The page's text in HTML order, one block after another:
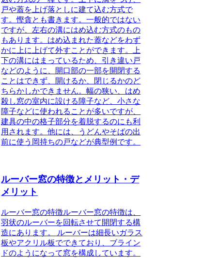
戸や蓋を上げ落としに建て込む方式で
す。慳貪とも書きます。一般的ではない
ですが、左右の溝にはめ込む方式のもの
もあります。 はめ込まれた蓋などをわず
かに上に上げて外すことができます。
上
下の溝にはまっているため、引き違い戸
などのように、開口部の一部を開閉する
ことはできず、開けるか、閉じるかのど
ちらかしかできません。幅の狭い、はめ
殺し窓の室内に設ける障子など、小さな
障子などに使われることが多いですが、
建具の中の格子部分を着脱するのにも利
用されます。他には、うどんやそばの出
前に使う岡持ちの戸などが典型例です。
ルーバー窓の特徴とメリット・デ
メリット
ルーバー窓の特徴ルーバー窓の特徴は、
羽状のルーバーを回転させて開閉する構
造にあります。
ルーバーは細長いガラス
板やアクリル板でできており、ブライン
ドのようになって窓を構成しています。